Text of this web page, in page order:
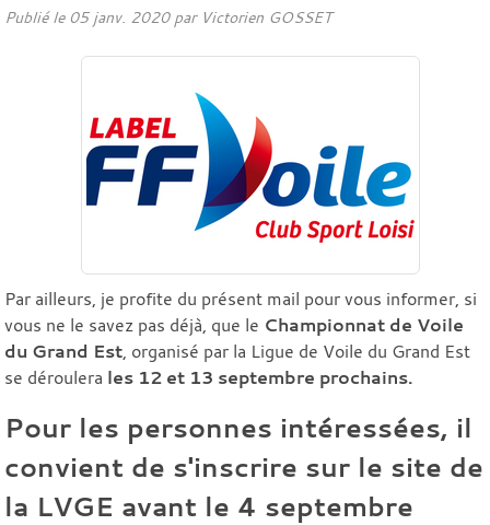
Publié le 05 janv. 2020par Victorien GOSSET
Par ailleurs, je profite du présent mail pour vous informer, si
vous ne le savez pas déjà, que le Championnat de Voile
du Grand Est, organisé par la Ligue de Voile du Grand Est
se déroulera les 12 et 13 septembre prochains.
Pour les personnes intéressées, il
convient de s'inscrire sur le site de
la LVGE avant le 4 septembre